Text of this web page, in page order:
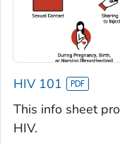
HIV 101
This info sheet
HIV.